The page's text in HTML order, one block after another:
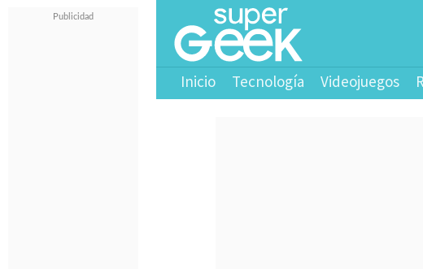
Inicio Tecnología Videojuegos